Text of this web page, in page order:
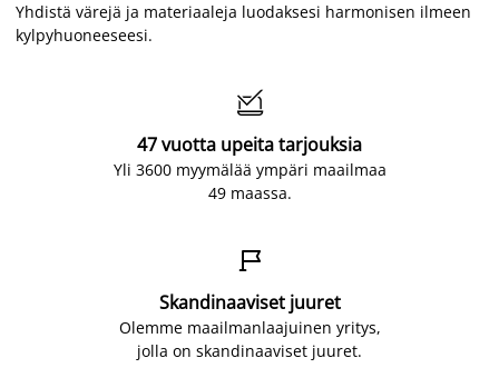
Yhdistä värejä ja materiaaleja luodaksesi harmonisen ilmeen
kylpyhuoneeseesi.

47 vuotta upeita tarjouksia
Yli 3600 myymälää ympäri maailmaa
49 maassa.

Skandinaaviset juuret
Olemme maailmanlaajuinen yritys,
jolla on skandinaaviset juuret.